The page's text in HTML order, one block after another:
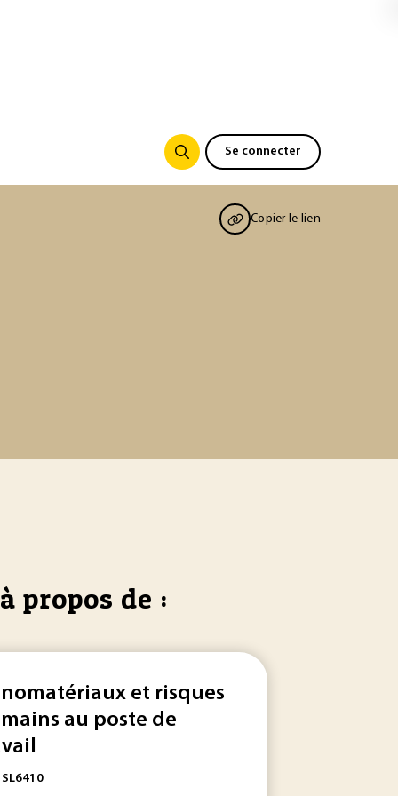
Se connecter
Copier le lien
propos de :
et risques
au poste de
SL6410